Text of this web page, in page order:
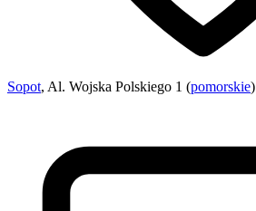
Sopot, Al. Wojska Polskiego 1 (pomorskie)